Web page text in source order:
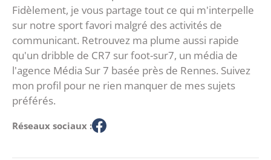
Fidèlement, je vous partage tout ce qui m'interpelle
sur notre sport favori malgré des activités de
communicant. Retrouvez ma plume aussi rapide
qu'un dribble de CR7 sur foot-sur7, un média de
l'agence Média Sur 7 basée près de Rennes. Suivez
mon profil pour ne rien manquer de mes sujets
préférés.
Réseaux sociaux :